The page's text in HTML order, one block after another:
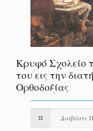
Κρυφό Σχολείο
του εις την
Ορθοδοξίας
Διαβάστε